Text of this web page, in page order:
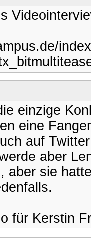
einzige
eine
auf
aber
aber sie
für Kerstin